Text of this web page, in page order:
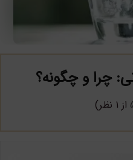
چرا و چگونه؟
از 1 نظر)